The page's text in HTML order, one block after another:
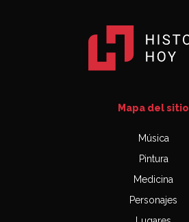
Mapa del sitio
Música
Pintura
Medicina
Personajes